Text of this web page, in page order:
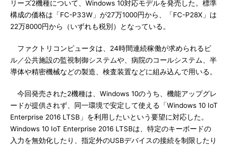
リーズ2機種について、Windows 10対応モデルを発売した。標準
構成の価格は「FC-P33W」が27万1000円から、「FC-P28X」は
22万8000円から（いずれも税別）となっている。
ファクトリコンピュータは、24時間連続稼働が求められるビ
ル／公共施設の監視制御システムや、病院のコールシステム、半
導体や精密機械などの製造、検査装置などに組み込んで用いる。
今回発売された2機種は、Windows 10のうち、機能アップグレ
ードが提供されず、同一環境で安定して使える「Windows 10 IoT
Enterprise 2016 LTSB」を利用したいという要望に対応した。
Windows 10 IoT Enterprise 2016 LTSBは、特定のキーボードの
入力を無効化したり、指定外のUSBデバイスの接続を制限したり